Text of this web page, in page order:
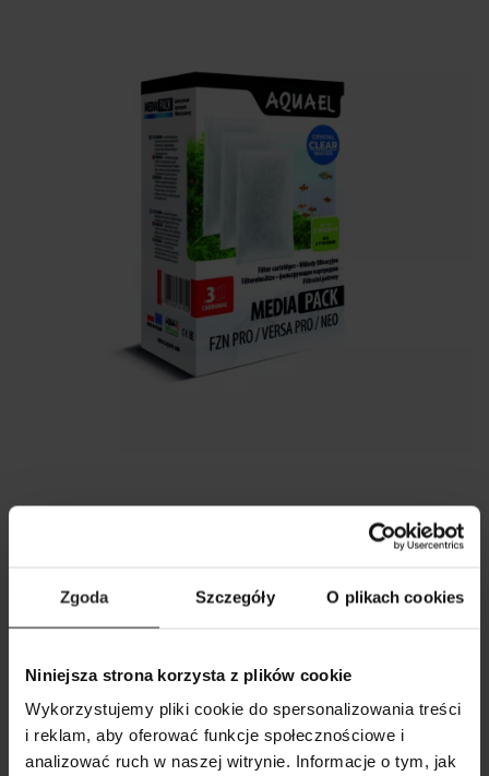
Zgoda Szczegóły O plikach cookies
Niniejsza strona korzysta z plików cookie
Wykorzystujemy pliki cookie do spersonalizowania treści
i reklam, aby oferować funkcje społecznościowe i
analizować ruch w naszej witrynie. Informacje o tym, jak